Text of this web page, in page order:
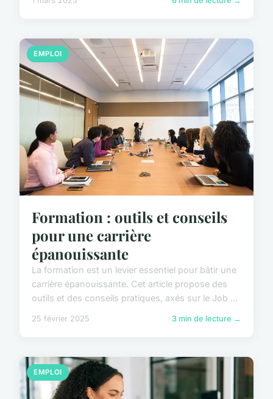
EMPLOI
Formation : outils et conseils
pour une carrière
épanouissante
La formation est un levier essentiel pour bâtir une
carrière épanouissante. Cet article propose des
outils et des conseils pratiques, axés sur le Job ...
25 février 2025 3 min de lecture →
EMPLOI